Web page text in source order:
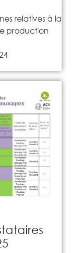
relatives à la
production